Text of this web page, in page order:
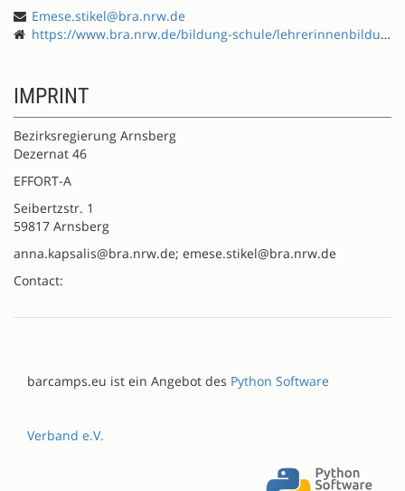
Emese.stikel@bra.nrw.de
https://www.bra.nrw.de/bildung-schule/lehrerinnenbildung/fortbildung/effort-schule-international-entwickeln
IMPRINT
Bezirksregierung Arnsberg
Dezernat 46
EFFORT-A
Seibertzstr. 1
59817 Arnsberg
anna.kapsalis@bra.nrw.de; emese.stikel@bra.nrw.de
Contact:
barcamps.eu ist ein Angebot des Python Software
Verband e.V.